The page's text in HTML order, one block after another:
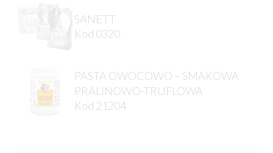
SANETT
Kod 0320
PASTA OWOCOWO – SMAKOWA
PRALINOWO-TRUFLOWA
Kod 21204